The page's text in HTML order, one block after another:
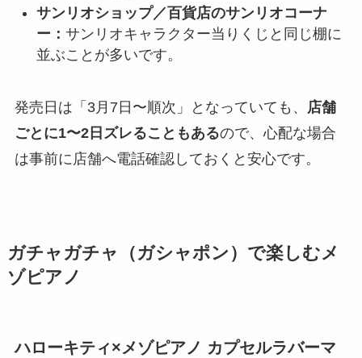
サンリオショップ／百貨店のサンリオコーナ
ー： サンリオキャラクター当りくじと同じ棚に
並ぶことが多いです。
発売日は「3月7日〜順次」となっていても、 店舗
ごとに1〜2日ズレることもあるので、心配な場合
は事前に店舗へ電話確認しておくと安心です。
ガチャガチャ（ガシャポン）で楽しむメ
ゾピアノ
ハローキティ×メゾピアノ カプセルラバーマ